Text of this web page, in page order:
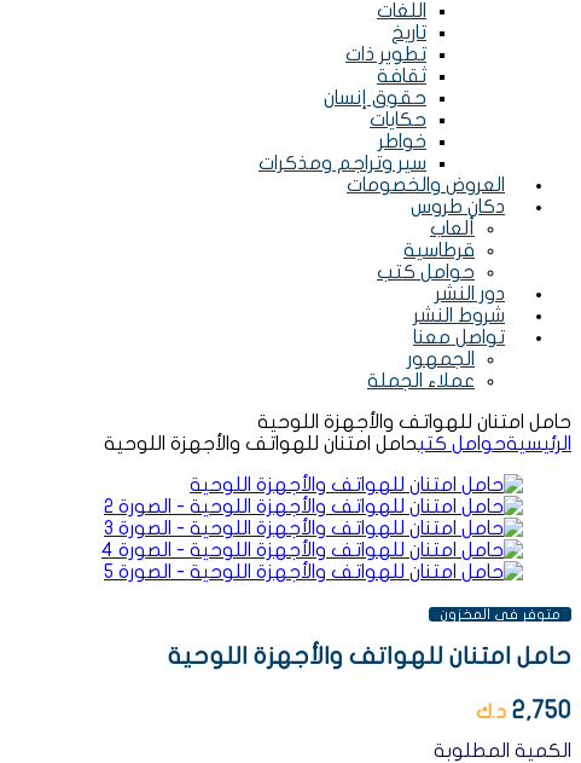
اللغات
تاريخ
تطوير ذات
ثقافة
حقوق إنسان
حكايات
خواطر
سير وتراجم ومذكرات
العروض والخصومات
دكان طروس
ألعاب
قرطاسية
حوامل كتب
دور النشر
شروط النشر
تواصل معنا
الجمهور
عملاء الجملة
حامل امتنان للهواتف والأجهزة اللوحية
الرئيسيةحوامل كتبحامل امتنان للهواتف والأجهزة اللوحية
AVAILABILITY:
متوفر فى المخزون
حامل امتنان للهواتف والأجهزة اللوحية
2,750 د.ك
الكمية المطلوبة